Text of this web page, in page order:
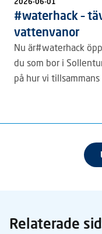
#waterhack –
vattenvanor
Nu är#waterhack
du som bor i
på hur vi tillsammans
Relaterade